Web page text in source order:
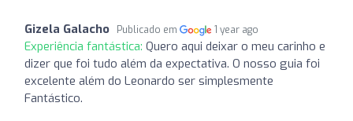
Gizela Galacho Publicado em 1 year ago
Experiência fantástica: Quero aqui deixar o meu carinho e
dizer que foi tudo além da expectativa. O nosso guia foi
excelente além do Leonardo ser simplesmente
Fantástico.